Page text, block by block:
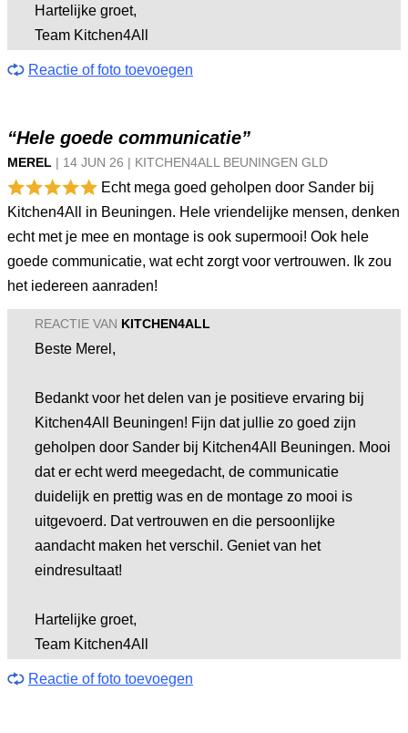
Hartelijke groet,
Team Kitchen4All
Reactie of foto toevoegen
“Hele goede communicatie”
MEREL | 14 JUN 26 | KITCHEN4ALL BEUNINGEN GLD
Echt mega goed geholpen door Sander bij
Kitchen4All in Beuningen. Hele vriendelijke mensen, denken
echt met je mee en montage is ook supermooi! Ook hele
goede communicatie, wat echt zorgt voor vertrouwen. Ik zou
het iedereen aanraden!
REACTIE VAN KITCHEN4ALL
Beste Merel,
Bedankt voor het delen van je positieve ervaring bij
Kitchen4All Beuningen! Fijn dat jullie zo goed zijn
geholpen door Sander bij Kitchen4All Beuningen. Mooi
dat er echt werd meegedacht, de communicatie
duidelijk en prettig was en de montage zo mooi is
uitgevoerd. Dat vertrouwen en die persoonlijke
aandacht maken het verschil. Geniet van het
eindresultaat!
Hartelijke groet,
Team Kitchen4All
Reactie of foto toevoegen